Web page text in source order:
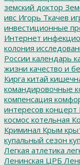
земский доктор
ивс Игорь Ткачев
инвестиционные
Интернет
колония
России календарь
жизни качество и
Кирга китай
командировочные
компенсация
интересов концерт
космос котельная
Криминал Крым
купальный сезон
Легкая атлетика
Ленинская ЦРБ